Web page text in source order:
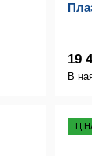
19
В